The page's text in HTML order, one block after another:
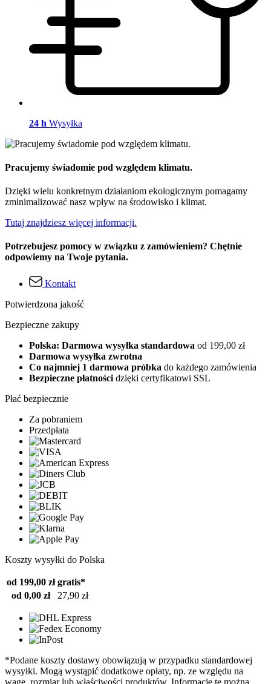
24 h Wysyłka
Pracujemy świadomie pod względem klimatu.
Dzięki wielu konkretnym działaniom ekologicznym pomagamy
zminimalizować nasz wpływ na środowisko i klimat.
Tutaj znajdziesz więcej informacji.
Potrzebujesz pomocy w związku z zamówieniem? Chętnie
odpowiemy na Twoje pytania.
Kontakt
Potwierdzona jakość
Bezpieczne zakupy
Polska: Darmowa wysyłka standardowa od 199,00 zł
Darmowa wysyłka zwrotna
Co najmniej 1 darmowa próbka do każdego zamówienia
Bezpieczne płatności dzięki certyfikatowi SSL
Płać bezpiecznie
Za pobraniem
Przedpłata
Koszty wysyłki do Polska
od 199,00 zł gratis*
od 0,00 zł
27,90 zł
*Podane koszty dostawy obowiązują w przypadku standardowej
wysyłki. Mogą wystąpić dodatkowe opłaty, np. ze względu na
wagę, rozmiar lub właściwości produktów. Informacje te można